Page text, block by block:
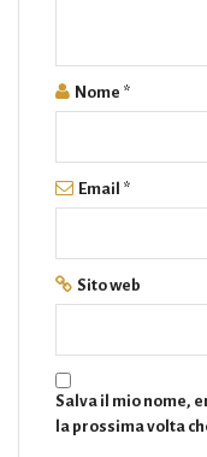
Nome *
Email *
Sito web
Salva il mio nome,
la prossima volta